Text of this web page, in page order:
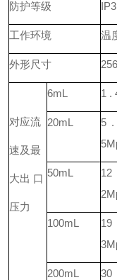
防护等级
工作环境 温
外形尺寸
对应流
速及最
大出 口
压力
6mL 1 .
20mL
5
50mL
100mL
19
200mL